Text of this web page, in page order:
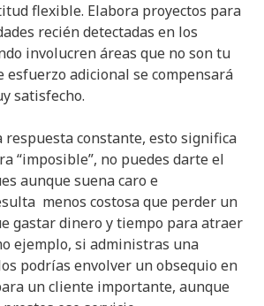
flexible. Elabora proyectos para
recién detectadas en los
involucren áreas que no son tu
esfuerzo adicional se compensará
satisfecho.
respuesta constante, esto significa
“imposible”, no puedes darte el
aunque suena caro e
menos costosa que perder un
gastar dinero y tiempo para atraer
ejemplo, si administras una
podrías envolver un obsequio en
un cliente importante, aunque